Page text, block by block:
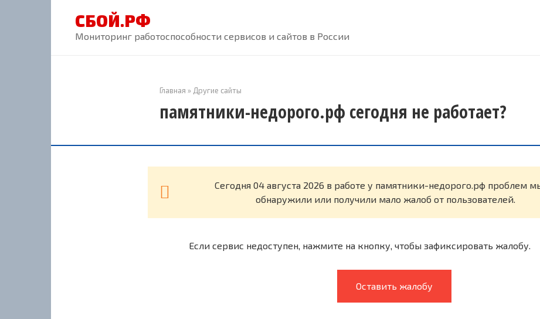
СБОЙ.РФ
Мониторинг работоспособности сервисов и сайтов в России
Главная » Другие сайты
памятники-недорого.рф сегодня не работает?
Cегодня 04 августа 2026 в работе у памятники-недорого.рф проблем
обнаружили или получили мало жалоб от пользователей.
Если сервис недоступен, нажмите на кнопку, чтобы зафиксировать жалобу.
Оставить жалобу